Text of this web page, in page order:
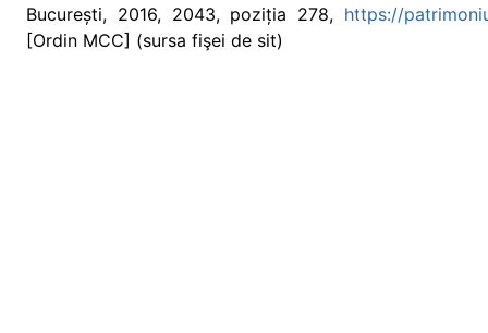
București, 2016, 2043, poziția 278, https://
[Ordin MCC] (sursa fişei de sit)